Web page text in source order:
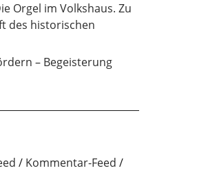
Orgel im Volkshaus. Zu
des historischen
– Begeisterung
Kommentar-Feed